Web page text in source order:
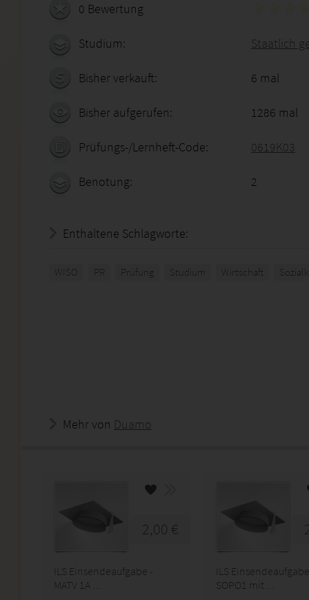
0 Bewertung
Studium: Staatlich
Bisher verkauft: 6 mal
Bisher aufgerufen: 1286 mal
Prüfungs-/Lernheft-Code: 0619K03
Benotung: 2
Enthaltene Schlagworte:
WISO PR Prüfung Studium Wirtschaft
Mehr von Duamo
2,00 €
ILS Einsendeaufgabe -
MATV 1A ...
ILS Einsendeaufgabe
SOPO1 mit ...